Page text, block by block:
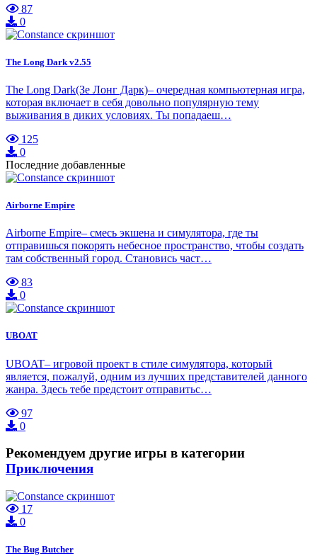
87
0
The Long Dark v2.55
The Long Dark(Зе Лонг Дарк)– очередная компьютерная игра,
которая включает в себя довольно популярную тему
выживания в диких условиях. Ты попадаеш…
125
0
Последние добавленные
Airborne Empire
Airborne Empire– смесь экшена и симулятора, где ты
отправишься покорять небесное пространство, чтобы создать
там собственный город. Становись част…
83
0
UBOAT
UBOAT– игровой проект в стиле симулятора, который
является, пожалуй, одним из лучших представителей данного
жанра. Здесь тебе предстоит отправитьс…
97
0
Рекомендуем другие игры в категории
Приключения
17
0
The Bug Butcher